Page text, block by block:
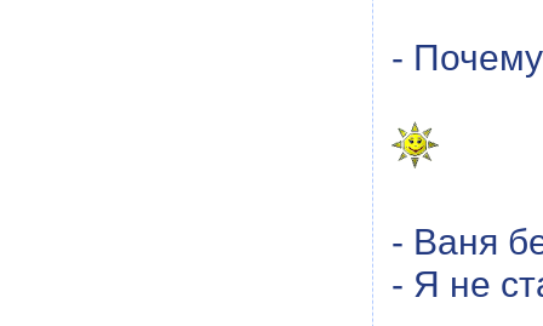
-
- Ваня
- Я не